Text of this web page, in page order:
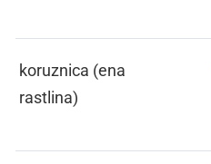
koruznica (ena
rastlina)